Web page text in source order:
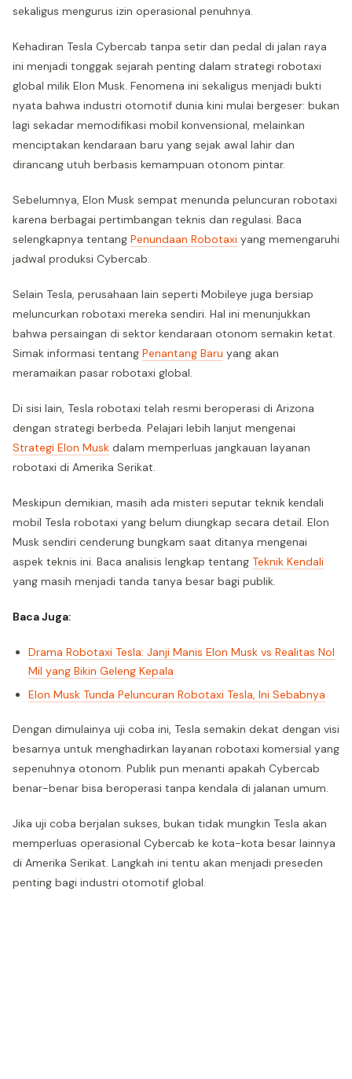
sekaligus mengurus izin operasional penuhnya.
Kehadiran Tesla Cybercab tanpa setir dan pedal di jalan raya
ini menjadi tonggak sejarah penting dalam strategi robotaxi
global milik Elon Musk. Fenomena ini sekaligus menjadi bukti
nyata bahwa industri otomotif dunia kini mulai bergeser: bukan
lagi sekadar memodifikasi mobil konvensional, melainkan
menciptakan kendaraan baru yang sejak awal lahir dan
dirancang utuh berbasis kemampuan otonom pintar.
Sebelumnya, Elon Musk sempat menunda peluncuran robotaxi
karena berbagai pertimbangan teknis dan regulasi. Baca
selengkapnya tentang Penundaan Robotaxi yang memengaruhi
jadwal produksi Cybercab.
Selain Tesla, perusahaan lain seperti Mobileye juga bersiap
meluncurkan robotaxi mereka sendiri. Hal ini menunjukkan
bahwa persaingan di sektor kendaraan otonom semakin ketat.
Simak informasi tentang Penantang Baru yang akan
meramaikan pasar robotaxi global.
Di sisi lain, Tesla robotaxi telah resmi beroperasi di Arizona
dengan strategi berbeda. Pelajari lebih lanjut mengenai
Strategi Elon Musk dalam memperluas jangkauan layanan
robotaxi di Amerika Serikat.
Meskipun demikian, masih ada misteri seputar teknik kendali
mobil Tesla robotaxi yang belum diungkap secara detail. Elon
Musk sendiri cenderung bungkam saat ditanya mengenai
aspek teknis ini. Baca analisis lengkap tentang Teknik Kendali
yang masih menjadi tanda tanya besar bagi publik.
Baca Juga:
Drama Robotaxi Tesla: Janji Manis Elon Musk vs Realitas Nol
Mil yang Bikin Geleng Kepala
Elon Musk Tunda Peluncuran Robotaxi Tesla, Ini Sebabnya
Dengan dimulainya uji coba ini, Tesla semakin dekat dengan visi
besarnya untuk menghadirkan layanan robotaxi komersial yang
sepenuhnya otonom. Publik pun menanti apakah Cybercab
benar-benar bisa beroperasi tanpa kendala di jalanan umum.
Jika uji coba berjalan sukses, bukan tidak mungkin Tesla akan
memperluas operasional Cybercab ke kota-kota besar lainnya
di Amerika Serikat. Langkah ini tentu akan menjadi preseden
penting bagi industri otomotif global.